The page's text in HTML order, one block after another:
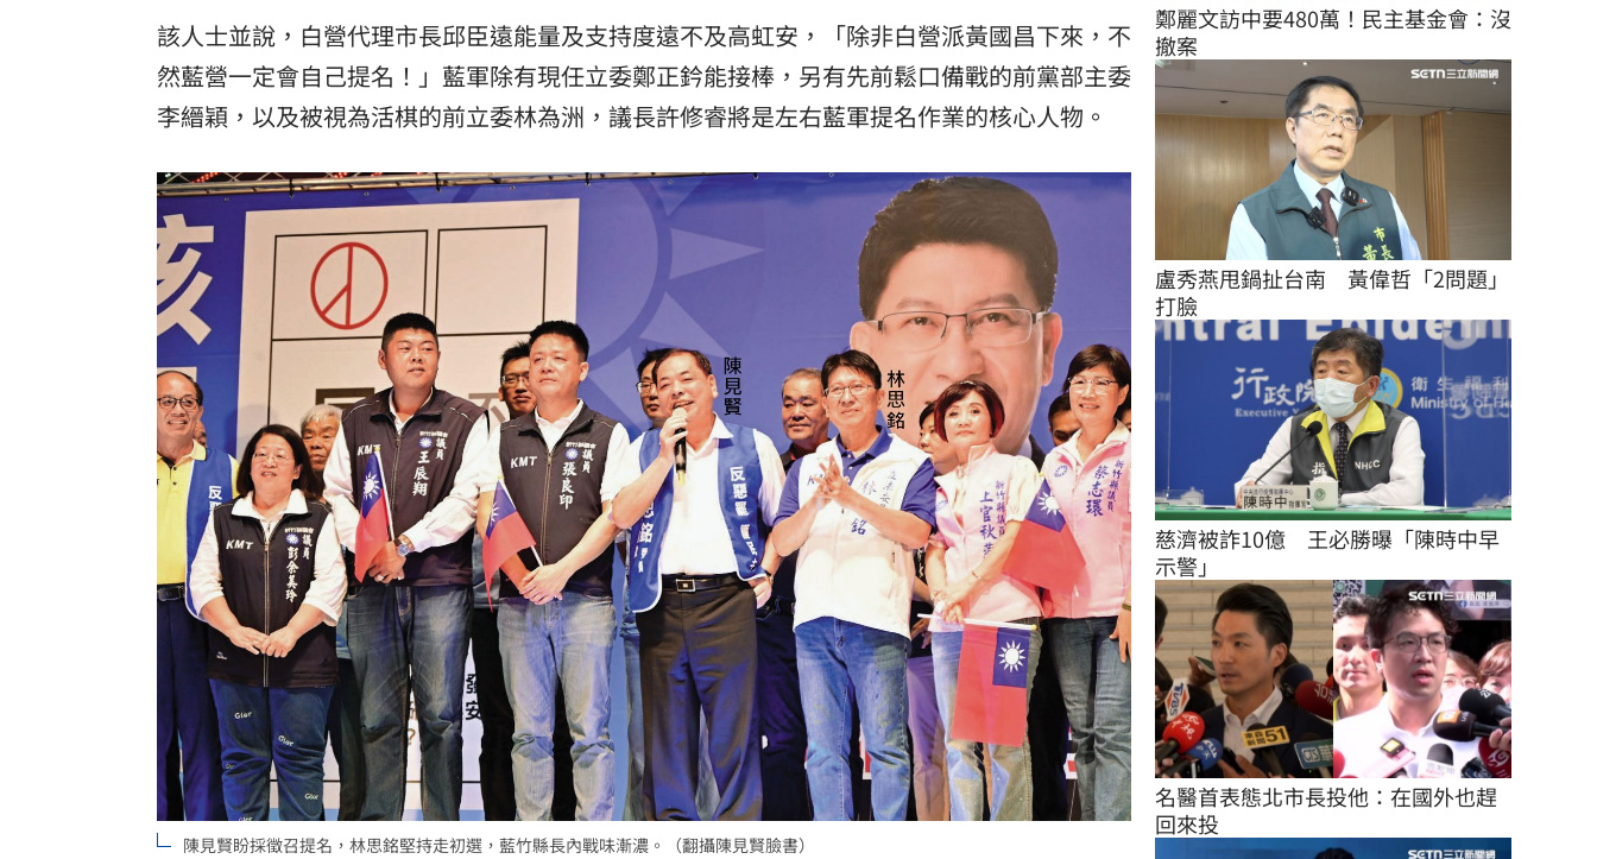
該人士並說，白營代理市長邱臣遠能量及支持度遠不及高虹安，「除非白營派黃國昌下來，不
然藍營一定會自己提名！」藍軍除有現任立委鄭正鈐能接棒，另有先前鬆口備戰的前黨部主委
李縉穎，以及被視為活棋的前立委林為洲，議長許修睿將是左右藍軍提名作業的核心人物。
陳見賢盼採徵召提名，林思銘堅持走初選，藍竹縣長內戰味漸濃。（翻攝陳見賢臉書）
鄭麗文訪中要480萬！民主基金會：沒
撤案
盧秀燕甩鍋扯台南　黃偉哲「2問題」
打臉
慈濟被詐10億　王必勝曝「陳時中早
示警」
名醫首表態北市長投他：在國外也趕
回來投